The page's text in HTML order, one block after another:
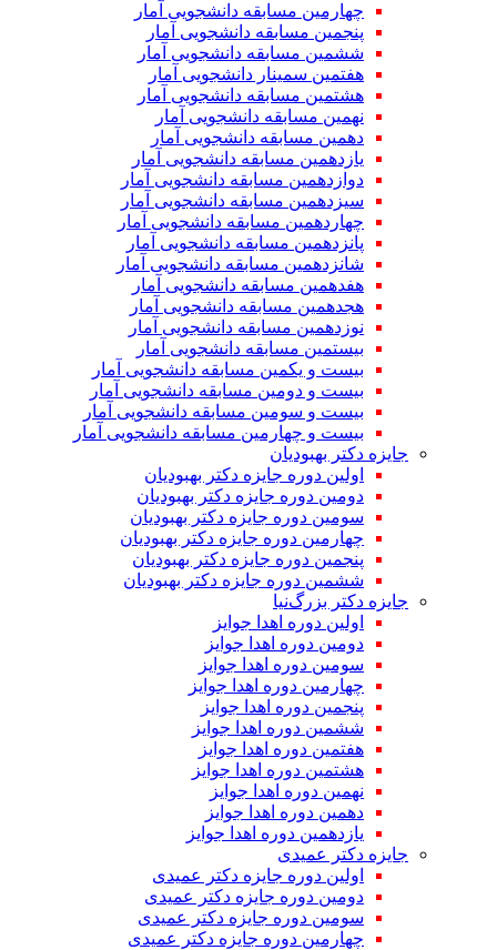
چهارمین مسابقه دانشجویی آمار
پنجمین مسابقه دانشجویی آمار
ششمین مسابقه دانشجویی آمار
هفتمین سمینار دانشجویی آمار
هشتمین مسابقه دانشجویی آمار
نهمین مسابقه دانشجویی آمار
دهمین مسابقه دانشجویی آمار
یازدهمین مسابقه دانشجویی آمار
دوازدهمین مسابقه دانشجویی آمار
سیزدهمین مسابقه دانشجویی آمار
چهاردهمین مسابقه دانشجویی آمار
پانزدهمین مسابقه دانشجویی آمار
شانزدهمین مسابقه دانشجویی آمار
هفدهمین مسابقه دانشجویی آمار
هجدهمین مسابقه دانشجویی آمار
نوزدهمین مسابقه دانشجویی آمار
بیستمین مسابقه دانشجویی آمار
بیست و یکمین مسابقه دانشجویی آمار
بیست و دومین مسابقه دانشجویی آمار
بیست و سومین مسابقه دانشجویی آمار
بیست و چهارمین مسابقه دانشجویی آمار
جایزه دکتر بهبودیان
اولین دوره جایزه دکتر بهبودیان
دومین دوره جایزه دکتر بهبودیان
سومین دوره جایزه دکتر بهبودیان
چهارمین دوره جایزه دکتر بهبودیان
پنجمین دوره جایزه دکتر بهبودیان
ششمین دوره جایزه دکتر بهبودیان
جایزه دکتر بزرگ‌نیا
اولین دوره اهدا جوایز
دومین دوره اهدا جوایز
سومین دوره اهدا جوایز
چهارمین دوره اهدا جوایز
پنجمین دوره اهدا جوایز
ششمین دوره اهدا جوایز
هفتمین دوره اهدا جوایز
هشتمین دوره اهدا جوایز
نهمین دوره اهدا جوایز
دهمین دوره اهدا جوایز
یازدهمین دوره اهدا جوایز
جایزه دکتر عمیدی
اولین دوره جایزه دکتر عمیدی
دومین دوره جایزه دکتر عمیدی
سومین دوره جایزه دکتر عمیدی
چهارمین دوره جایزه دکتر عمیدی